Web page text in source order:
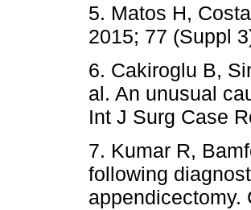
5. Matos H,
2015; 77 (Suppl
6. Cakiroglu B,
al. An unusual
Int J Surg Case
7. Kumar R,
following